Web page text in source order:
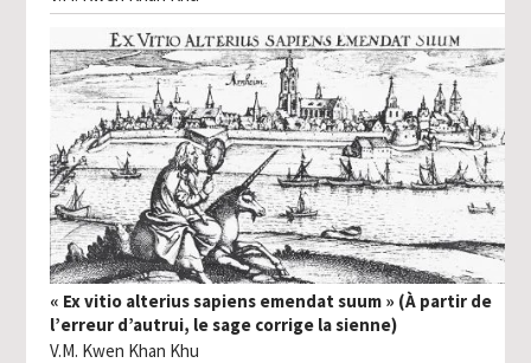
« Ex vitio alterius sapiens emendat suum » (À partir de
l’erreur d’autrui, le sage corrige la sienne)
V.M. Kwen Khan Khu